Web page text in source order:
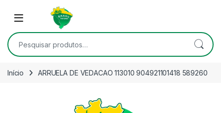
Skip to navigation
Open
Pesquisar por:
Início ARRUELA DE VEDACAO 113010 904921101418 589260